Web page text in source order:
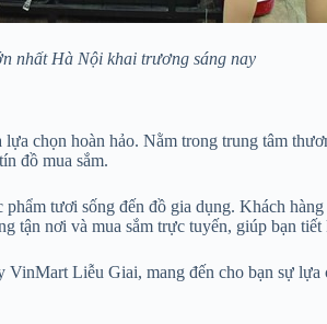
nhất Hà Nội khai trương sáng nay
chọn hoàn hảo. Nằm trong trung tâm
đồ mua sắm.
tươi sống đến đồ gia dụng. Khách
tận nơi và mua sắm trực tuyến, giúp bạn
Liễu Giai, mang đến cho bạn sự lựa